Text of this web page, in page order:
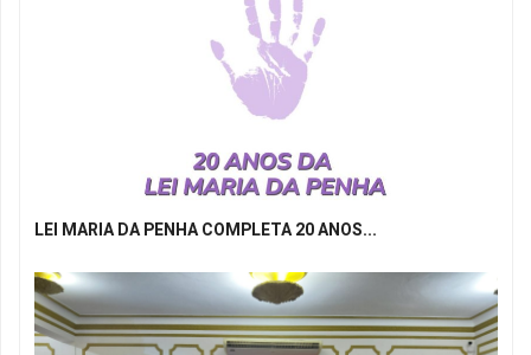
LEI MARIA DA PENHA COMPLETA 20 ANOS...